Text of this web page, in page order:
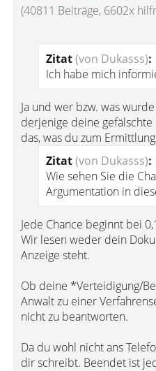
(40811 Beiträge, 6602x
Zitat(von Dukasss):
Ich habe mich
Ja und wer bzw. was
derjenige deine
das, was du zum
Zitat(von Dukasss):
Wie sehen Sie die
Argumentation in
Jede Chance beginnt bei
Wir lesen weder dein
Anzeige steht.
Ob deine *Verteidigung/
Anwalt zu einer
nicht zu beantworten.
Da du wohl nicht ans
dir schreibt. Beendet ist